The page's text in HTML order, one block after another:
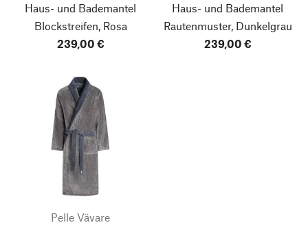
Haus- und Bademantel
Blockstreifen, Rosa
239,00 €
Haus- und Bademantel
Rautenmuster, Dunkelgrau
239,00 €
Pelle Vävare